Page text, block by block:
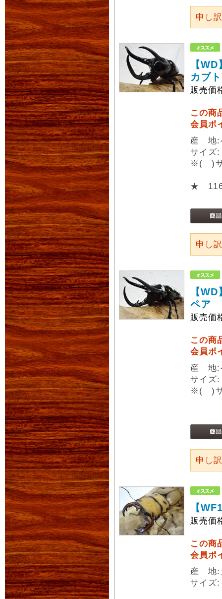
申し
【
カブ
販売価
この商
会員ポ
産 地:
サイズ
※( )サ
★
申し
【
ペア
販売価
この商
会員ポ
産 地:
サイズ
※( )サ
申し
【
販売価
この商
会員ポ
産 地:
サイ